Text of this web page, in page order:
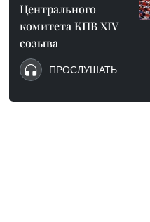
Центрального
комитета КПВ XIV
созыва
ПРОСЛУШАТЬ